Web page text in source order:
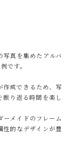
真を集めたアルバ
です。
作成できるため、写
り返る時間を楽し
ーメイドのフレーム
的なデザインが豊